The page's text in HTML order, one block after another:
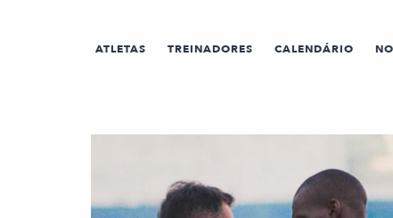
ATLETAS TREINADORES CALENDÁRIO